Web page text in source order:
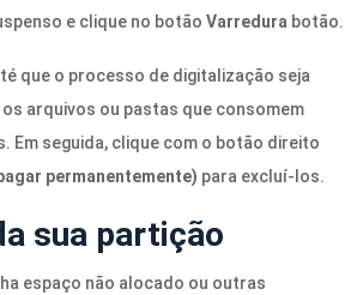
e clique no botão Varredura botão.
que o processo de digitalização seja
arquivos ou pastas que consomem
Em seguida, clique com o botão direito
permanentemente) para excluí-los.
sua partição
espaço não alocado ou outras